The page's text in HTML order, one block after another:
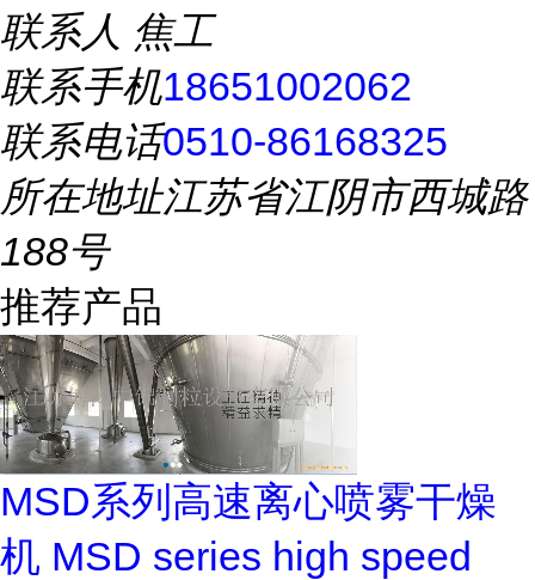
联系人 焦工
联系手机18651002062
联系电话0510-86168325
所在地址江苏省江阴市西城路
188号
推荐产品
MSD系列高速离心喷雾干燥
机 MSD series high speed